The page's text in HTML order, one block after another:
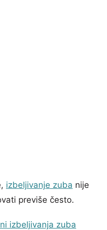
izbeljivanje zuba nije
previše često.
izbeljivanja zuba